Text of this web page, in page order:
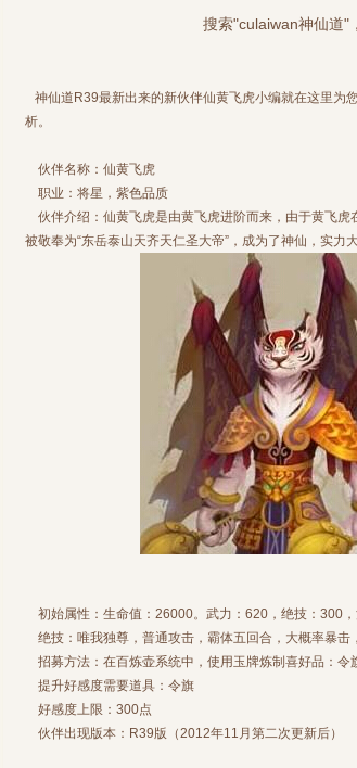
搜索"culaiwan神仙道"
神仙道R39最新出来的新伙伴仙黄飞虎小编就在这里为
析。
伙伴名称：仙黄飞虎
职业：将星，紫色品质
伙伴介绍：仙黄飞虎是由黄飞虎进阶而来，由于黄飞虎
被敬奉为“东岳泰山天齐天仁圣大帝”，成为了神仙，实力大
初始属性：生命值：26000。武力：620，绝技：300
绝技：唯我独尊，普通攻击，霸体五回合，大概率暴击
招募方法：在百炼壶系统中，使用玉牌炼制喜好品：令
提升好感度需要道具：令旗
好感度上限：300点
伙伴出现版本：R39版（2012年11月第二次更新后）